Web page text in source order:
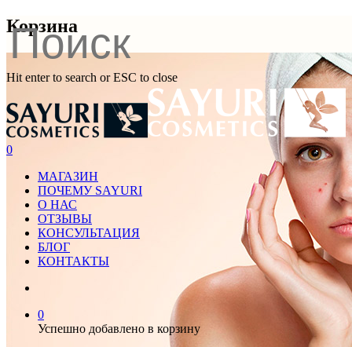
Hit enter to search or ESC to close
0
МАГАЗИН
ПОЧЕМУ SAYURI
О НАС
ОТЗЫВЫ
КОНСУЛЬТАЦИЯ
БЛОГ
КОНТАКТЫ
0
Успешно добавлено в корзину
Корзина